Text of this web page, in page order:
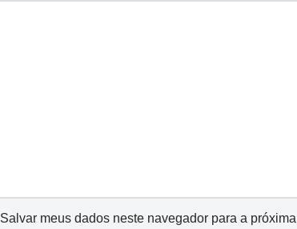
Salvar meus dados neste navegador para a